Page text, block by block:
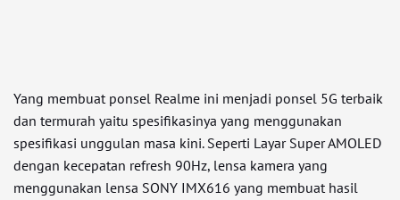
Yang membuat ponsel Realme ini menjadi ponsel 5G terbaik
dan termurah yaitu spesifikasinya yang menggunakan
spesifikasi unggulan masa kini. Seperti Layar Super AMOLED
dengan kecepatan refresh 90Hz, lensa kamera yang
menggunakan lensa SONY IMX616 yang membuat hasil